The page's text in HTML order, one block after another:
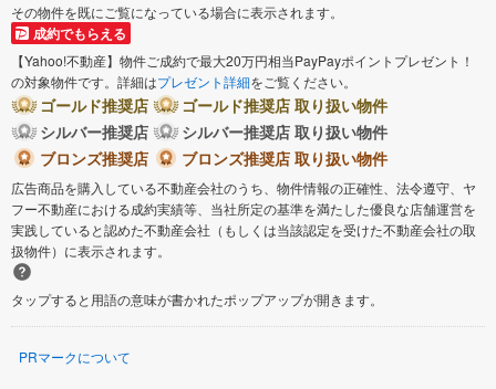
その物件を既にご覧になっている場合に表示されます。
成約でもらえる
【Yahoo!不動産】物件ご成約で最大20万円相当PayPayポイントプレゼント！
の対象物件です。詳細はプレゼント詳細をご覧ください。
ゴールド推奨店
ゴールド推奨店 取り扱い物件
シルバー推奨店
シルバー推奨店 取り扱い物件
ブロンズ推奨店
ブロンズ推奨店 取り扱い物件
広告商品を購入している不動産会社のうち、物件情報の正確性、法令遵守、ヤ
フー不動産における成約実績等、当社所定の基準を満たした優良な店舗運営を
実践していると認めた不動産会社（もしくは当該認定を受けた不動産会社の取
扱物件）に表示されます。
タップすると用語の意味が書かれたポップアップが開きます。
PRマークについて